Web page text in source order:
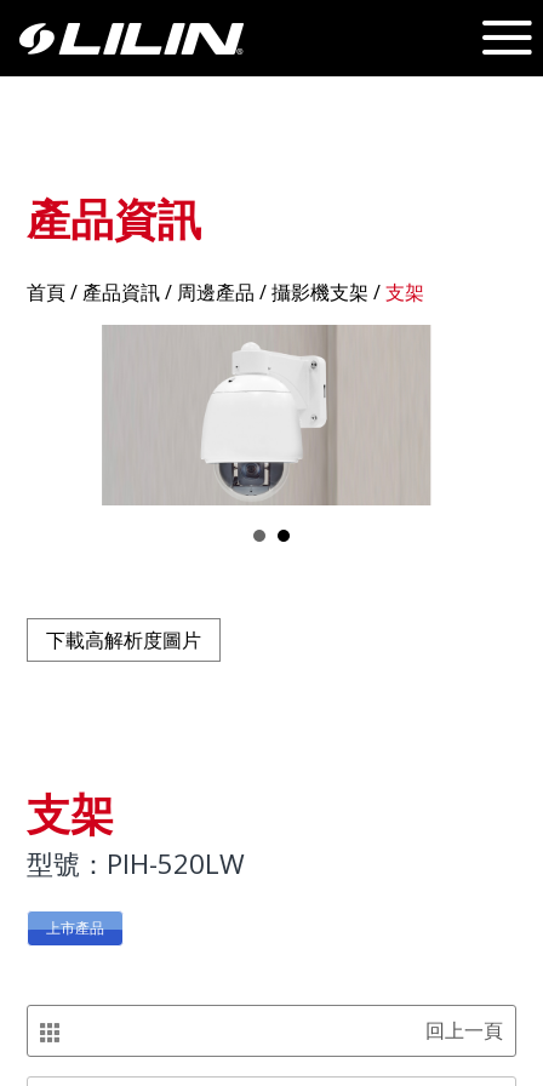
產品資訊
首頁/產品資訊/ 周邊產品 /攝影機支架 /支架
下載高解析度圖片
支架
型號：PIH-520LW
上市產品
回上一頁